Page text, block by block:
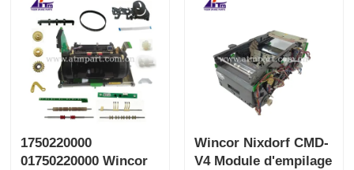
1750220000
01750220000 Wincor
Wincor Nixdorf CMD-
V4 Module d'empilage